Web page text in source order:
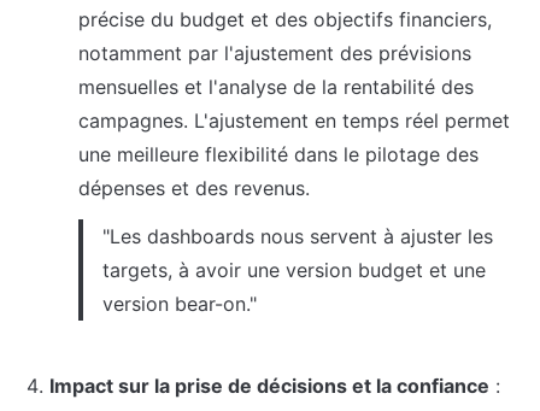
précise du budget et des objectifs financiers,
notamment par l'ajustement des prévisions
mensuelles et l'analyse de la rentabilité des
campagnes. L'ajustement en temps réel permet
une meilleure flexibilité dans le pilotage des
dépenses et des revenus.
"Les dashboards nous servent à ajuster les
targets, à avoir une version budget et une
version bear-on."
Impact sur la prise de décisions et la confiance :